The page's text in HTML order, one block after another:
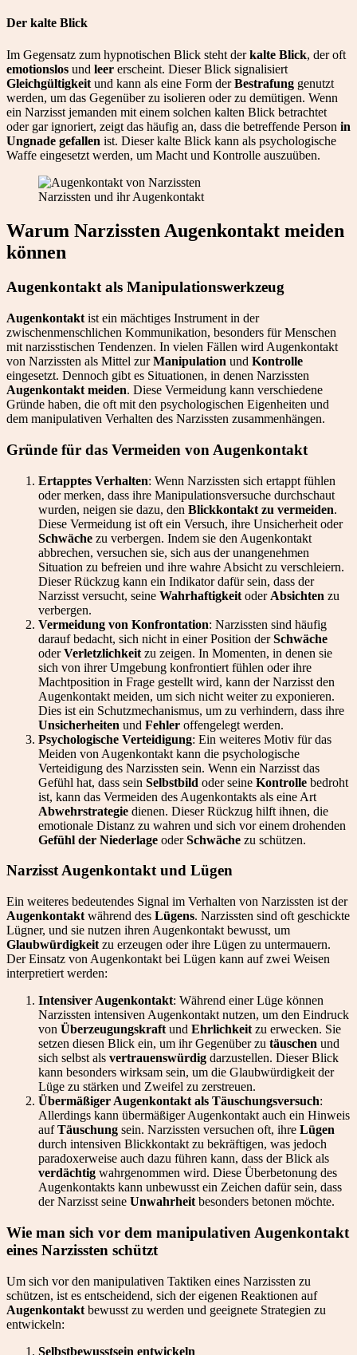
Der kalte Blick
Im Gegensatz zum hypnotischen Blick steht derkalte Blick, der oft
emotionslos und leer erscheint. Dieser Blick signalisiert
Gleichgültigkeit und kann als eine Form derBestrafung genutzt
werden, um das Gegenüber zu isolieren oder zu demütigen. Wenn
ein Narzisst jemanden mit einem solchen kalten Blick betrachtet
oder gar ignoriert, zeigt das häufig an, dass die betreffende Person in
Ungnade gefallen ist. Dieser kalte Blick kann als psychologische
Waffe eingesetzt werden, um Macht und Kontrolle auszuüben.
Narzissten und ihr Augenkontakt
Warum Narzissten Augenkontakt meiden
können
Augenkontakt als Manipulationswerkzeug
Augenkontakt ist ein mächtiges Instrument in der
zwischenmenschlichen Kommunikation, besonders für Menschen
mit narzisstischen Tendenzen. In vielen Fällen wird Augenkontakt
von Narzissten als Mittel zurManipulation und Kontrolle
eingesetzt. Dennoch gibt es Situationen, in denen Narzissten
Augenkontakt meiden. Diese Vermeidung kann verschiedene
Gründe haben, die oft mit den psychologischen Eigenheiten und
dem manipulativen Verhalten des Narzissten zusammenhängen.
Gründe für das Vermeiden von Augenkontakt
Ertapptes Verhalten: Wenn Narzissten sich ertappt fühlen
oder merken, dass ihre Manipulationsversuche durchschaut
wurden, neigen sie dazu, den Blickkontakt zu vermeiden.
Diese Vermeidung ist oft ein Versuch, ihre Unsicherheit oder
Schwäche zu verbergen. Indem sie den Augenkontakt
abbrechen, versuchen sie, sich aus der unangenehmen
Situation zu befreien und ihre wahre Absicht zu verschleiern.
Dieser Rückzug kann ein Indikator dafür sein, dass der
Narzisst versucht, seine Wahrhaftigkeit oder Absichten zu
verbergen.
Vermeidung von Konfrontation: Narzissten sind häufig
darauf bedacht, sich nicht in einer Position derSchwäche
oderVerletzlichkeit zu zeigen. In Momenten, in denen sie
sich von ihrer Umgebung konfrontiert fühlen oder ihre
Machtposition in Frage gestellt wird, kann der Narzisst den
Augenkontakt meiden, um sich nicht weiter zu exponieren.
Dies ist ein Schutzmechanismus, um zu verhindern, dass ihre
Unsicherheiten und Fehler offengelegt werden.
Psychologische Verteidigung: Ein weiteres Motiv für das
Meiden von Augenkontakt kann die psychologische
Verteidigung des Narzissten sein. Wenn ein Narzisst das
Gefühl hat, dass sein Selbstbild oder seine Kontrolle bedroht
ist, kann das Vermeiden des Augenkontakts als eine Art
Abwehrstrategie dienen. Dieser Rückzug hilft ihnen, die
emotionale Distanz zu wahren und sich vor einem drohenden
Gefühl der Niederlage oderSchwäche zu schützen.
Narzisst Augenkontakt und Lügen
Ein weiteres bedeutendes Signal im Verhalten von Narzissten ist der
Augenkontakt während des Lügens. Narzissten sind oft geschickte
Lügner, und sie nutzen ihren Augenkontakt bewusst, um
Glaubwürdigkeit zu erzeugen oder ihre Lügen zu untermauern.
Der Einsatz von Augenkontakt bei Lügen kann auf zwei Weisen
interpretiert werden:
Intensiver Augenkontakt: Während einer Lüge können
Narzissten intensiven Augenkontakt nutzen, um den Eindruck
von Überzeugungskraft und Ehrlichkeit zu erwecken. Sie
setzen diesen Blick ein, um ihr Gegenüber zu täuschen und
sich selbst als vertrauenswürdig darzustellen. Dieser Blick
kann besonders wirksam sein, um die Glaubwürdigkeit der
Lüge zu stärken und Zweifel zu zerstreuen.
Übermäßiger Augenkontakt als Täuschungsversuch:
Allerdings kann übermäßiger Augenkontakt auch ein Hinweis
aufTäuschung sein. Narzissten versuchen oft, ihre Lügen
durch intensiven Blickkontakt zu bekräftigen, was jedoch
paradoxerweise auch dazu führen kann, dass der Blick als
verdächtig wahrgenommen wird. Diese Überbetonung des
Augenkontakts kann unbewusst ein Zeichen dafür sein, dass
der Narzisst seine Unwahrheit besonders betonen möchte.
Wie man sich vor dem manipulativen Augenkontakt
eines Narzissten schützt
Um sich vor den manipulativen Taktiken eines Narzissten zu
schützen, ist es entscheidend, sich der eigenen Reaktionen auf
Augenkontakt bewusst zu werden und geeignete Strategien zu
entwickeln:
Selbstbewusstsein entwickeln